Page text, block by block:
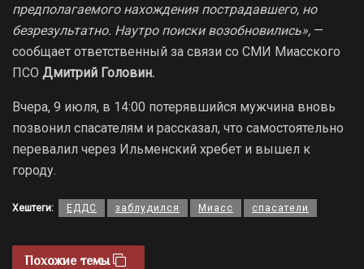
предполагаемого нахождения пострадавшего, но
безрезультатно. Наутро поиски возобновились», —
сообщает ответственный за связи со СМИ Миасского
ПСО Дмитрий Головин.
Вчера, 9 июля, в 14:00 потерявшийся мужчина вновь
позвонил спасателям и рассказал, что самостоятельно
перевалил через Ильменский хребет и вышел к
городу.
Хештеги: ЕДДС заблудился Миасс спасатели
Похожие темы